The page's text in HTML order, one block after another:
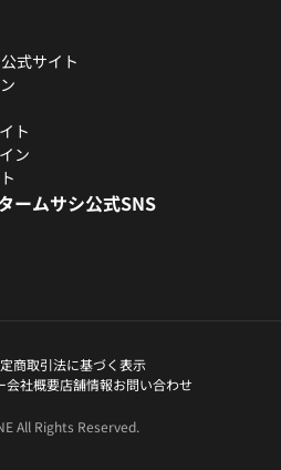
式サイト
ト
ン
ームサシ公式SNS
商取引法に基づく表示
会社概要店舗情報お問い合わせ
All Rights Reserved.